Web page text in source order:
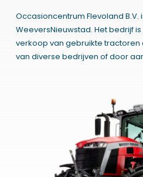
Occasioncentrum Flevoland B.V.
WeeversNieuwstad. Het bedrijf
verkoop van gebruikte tractoren
van diverse bedrijven of door